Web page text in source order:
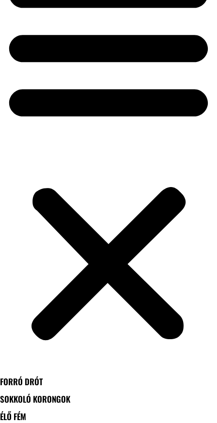
FORRÓ DRÓT
SOKKOLÓ KORONGOK
ÉLŐ FÉM